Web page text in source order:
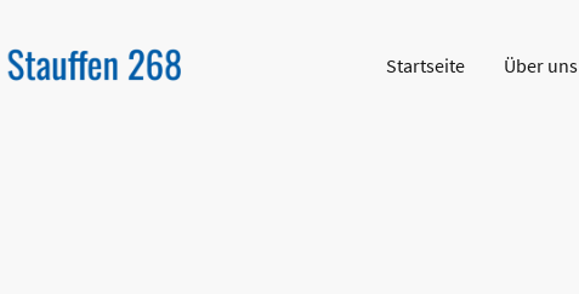
Startseite Über uns